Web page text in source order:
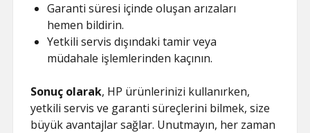
Garanti süresi içinde oluşan arızaları
hemen bildirin.
Yetkili servis dışındaki tamir veya
müdahale işlemlerinden kaçının.
Sonuç olarak, HP ürünlerinizi kullanırken,
yetkili servis ve garanti süreçlerini bilmek, size
büyük avantajlar sağlar. Unutmayın, her zaman